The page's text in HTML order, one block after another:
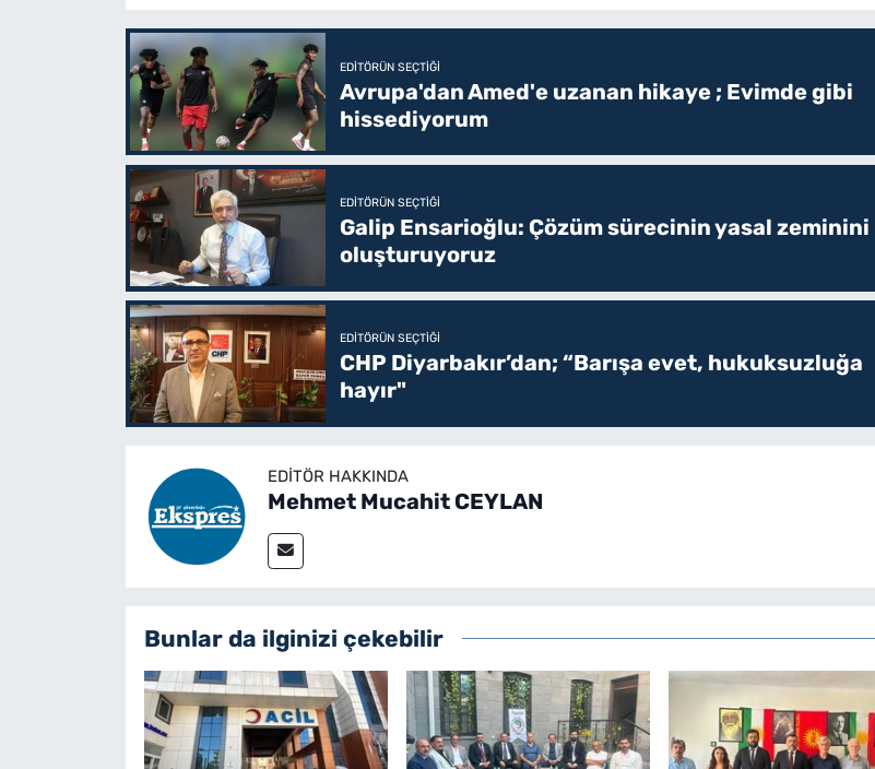
EDITÖRÜN SEÇTIĞI
Avrupa'dan Amed'e uzanan hikaye ; Evimde gibi
hissediyorum
EDITÖRÜN SEÇTIĞI
Galip Ensarioğlu: Çözüm sürecinin yasal zeminini
oluşturuyoruz
EDITÖRÜN SEÇTIĞI
CHP Diyarbakır’dan; “Barışa evet, hukuksuzluğa
hayır"
EDITÖR HAKKINDA
Mehmet Mucahit CEYLAN
Bunlar da ilginizi çekebilir